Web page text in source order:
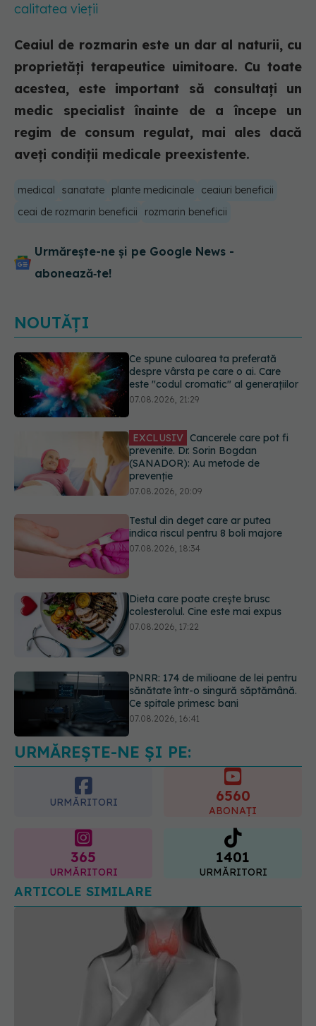
calitatea vieții
Ceaiul de rozmarin este un dar al naturii, cu
proprietăți terapeutice uimitoare. Cu toate
acestea, este important să consultați un
medic specialist înainte de a începe un
regim de consum regulat, mai ales dacă
aveți condiții medicale preexistente.
medical sanatate plante medicinale
ceaiuri beneficii
ceai de rozmarin beneficii
rozmarin beneficii
Urmărește-ne și pe Google News -
abonează‑te!
NOUTĂȚI
EXCLUSIV Cancerele care pot fi
prevenite. Dr. Sorin Bogdan
(SANADOR): Au metode de
Testul din deget care ar putea
indica riscul pentru 8 boli majore
07.08.2026, 18:34
Dieta care poate crește brusc
colesterolul. Cine este mai expus
PNRR: 174 de milioane de lei pentru
sănătate într-o singură săptămână.
Ce spune culoarea ta preferată
despre vârsta pe care o ai. Care
este "codul cromatic" al generațiilor
URMĂREȘTE-NE ȘI PE:
URMĂRITORI 6560
ABONAȚI
365
URMĂRITORI
1401
URMĂRITORI
ARTICOLE SIMILARE